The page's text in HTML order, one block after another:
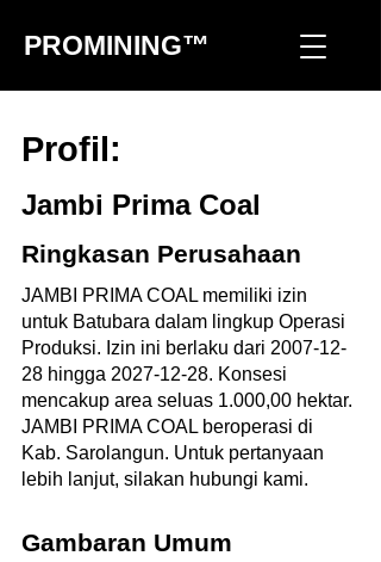
PROMINING™
Profil:
Jambi Prima Coal
Ringkasan Perusahaan
JAMBI PRIMA COAL memiliki izin
untuk Batubara dalam lingkup Operasi
Produksi. Izin ini berlaku dari 2007-12-
28 hingga 2027-12-28. Konsesi
mencakup area seluas 1.000,00 hektar.
JAMBI PRIMA COAL beroperasi di
Kab. Sarolangun. Untuk pertanyaan
lebih lanjut, silakan hubungi kami.
Gambaran Umum